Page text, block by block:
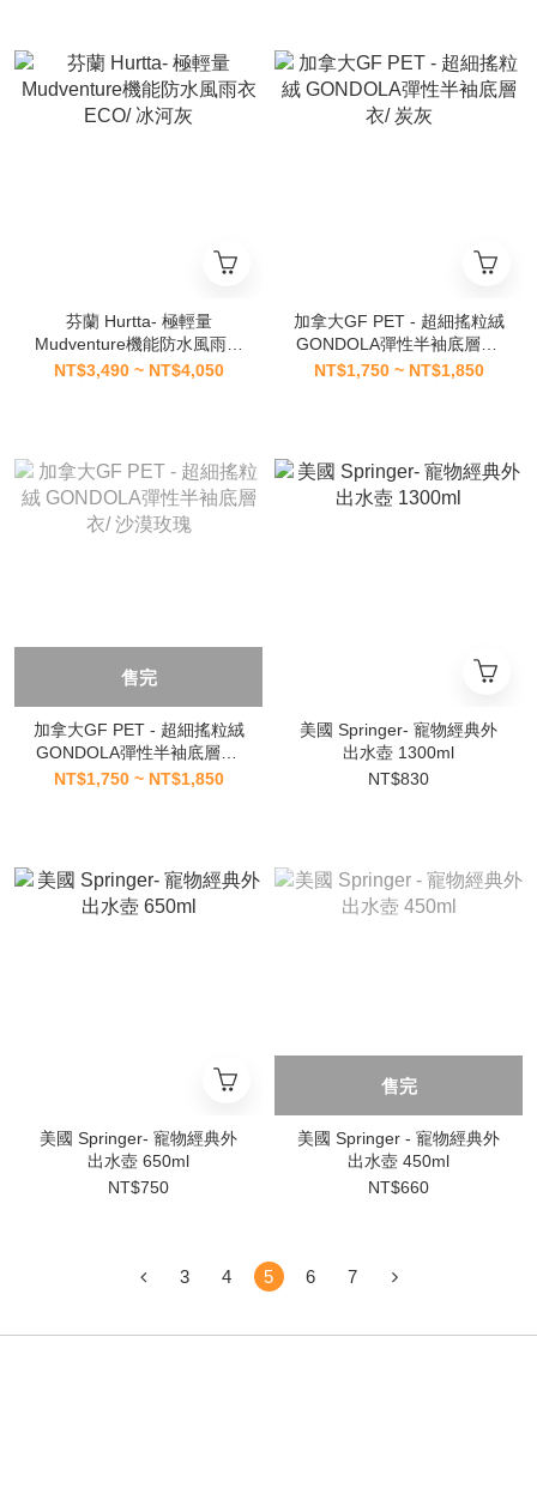
芬蘭 Hurtta- 極輕量
Mudventure機能防水風雨衣
ECO/ 冰河灰
NT$3,490 ~ NT$4,050
加拿大GF PET - 超細搖粒絨
GONDOLA彈性半袖底層衣/
炭灰
NT$1,750 ~ NT$1,850
售完
加拿大GF PET - 超細搖粒絨
GONDOLA彈性半袖底層衣/
沙漠玫瑰
NT$1,750 ~ NT$1,850
美國 Springer- 寵物經典外
出水壺 1300ml
NT$830
美國 Springer- 寵物經典外
出水壺 650ml
NT$750
售完
美國 Springer - 寵物經典外
出水壺 450ml
NT$660
3 4 5 6 7